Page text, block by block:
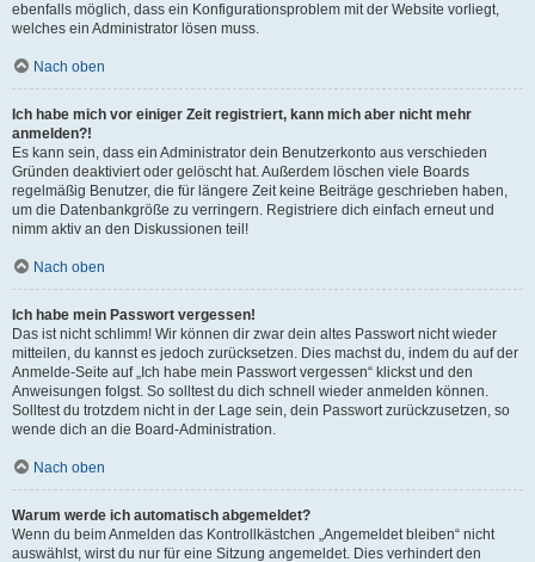
ebenfalls möglich, dass ein Konfigurationsproblem mit der Website vorliegt,
welches ein Administrator lösen muss.
Nach oben
Ich habe mich vor einiger Zeit registriert, kann mich aber nicht mehr
anmelden?!
Es kann sein, dass ein Administrator dein Benutzerkonto aus verschieden
Gründen deaktiviert oder gelöscht hat. Außerdem löschen viele Boards
regelmäßig Benutzer, die für längere Zeit keine Beiträge geschrieben haben,
um die Datenbankgröße zu verringern. Registriere dich einfach erneut und
nimm aktiv an den Diskussionen teil!
Nach oben
Ich habe mein Passwort vergessen!
Das ist nicht schlimm! Wir können dir zwar dein altes Passwort nicht wieder
mitteilen, du kannst es jedoch zurücksetzen. Dies machst du, indem du auf der
Anmelde-Seite auf „Ich habe mein Passwort vergessen“ klickst und den
Anweisungen folgst. So solltest du dich schnell wieder anmelden können.
Solltest du trotzdem nicht in der Lage sein, dein Passwort zurückzusetzen, so
wende dich an die Board-Administration.
Nach oben
Warum werde ich automatisch abgemeldet?
Wenn du beim Anmelden das Kontrollkästchen „Angemeldet bleiben“ nicht
auswählst, wirst du nur für eine Sitzung angemeldet. Dies verhindert den